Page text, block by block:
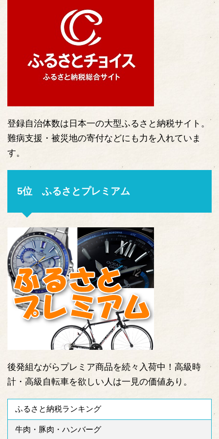
登録自治体数は日本一の大型ふるさと納税サイト。
難病支援・被災地の寄付などにも力を入れていま
す。
5位 ふるさとプレミアム
後発組ながらプレミア商品を続々入荷中！高級時
計・高級自転車を欲しい人は一見の価値あり。
ふるさと納税ランキング
牛肉・豚肉・ハンバーグ